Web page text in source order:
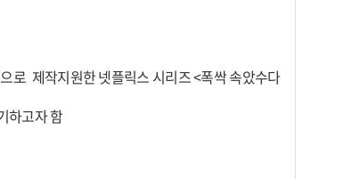
로 제작지원한 넷플릭스 시리즈 <폭싹 속았수다
하고자 함